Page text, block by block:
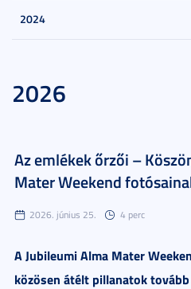
2024
2026
Az emlékek őrzői –
Mater Weekend
2026. június 25. 4 perc
A Jubileumi Alma Mater
közösen átélt pillanatok